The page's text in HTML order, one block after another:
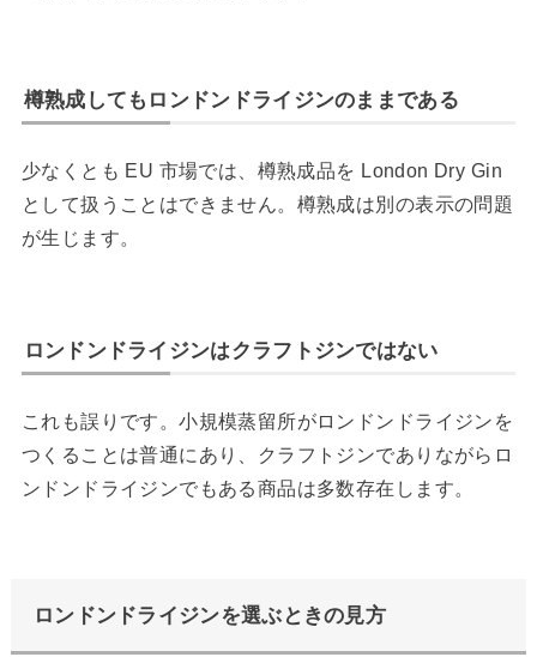
樽熟成してもロンドンドライジンのままである
少なくとも EU 市場では、樽熟成品を London Dry Gin
として扱うことはできません。樽熟成は別の表示の問題
が生じます。
ロンドンドライジンはクラフトジンではない
これも誤りです。小規模蒸留所がロンドンドライジンを
つくることは普通にあり、クラフトジンでありながらロ
ンドンドライジンでもある商品は多数存在します。
ロンドンドライジンを選ぶときの見方